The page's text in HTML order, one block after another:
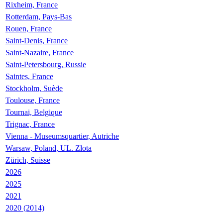
Rixheim, France
Rotterdam, Pays-Bas
Rouen, France
Saint-Denis, France
Saint-Nazaire, France
Saint-Petersbourg, Russie
Saintes, France
Stockholm, Suède
Toulouse, France
Tournai, Belgique
Trignac, France
Vienna - Museumsquartier, Autriche
Warsaw, Poland, UL. Zlota
Zürich, Suisse
2026
2025
2021
2020 (2014)